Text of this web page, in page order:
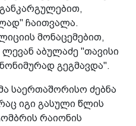
განკარგულებით,
ჩაითვალა.
მონაცემებით,
აბულაძე "თავისი
გეგმავდა".
საერთაშორისო ძებნა
იგი გასული წლის
რაიონის